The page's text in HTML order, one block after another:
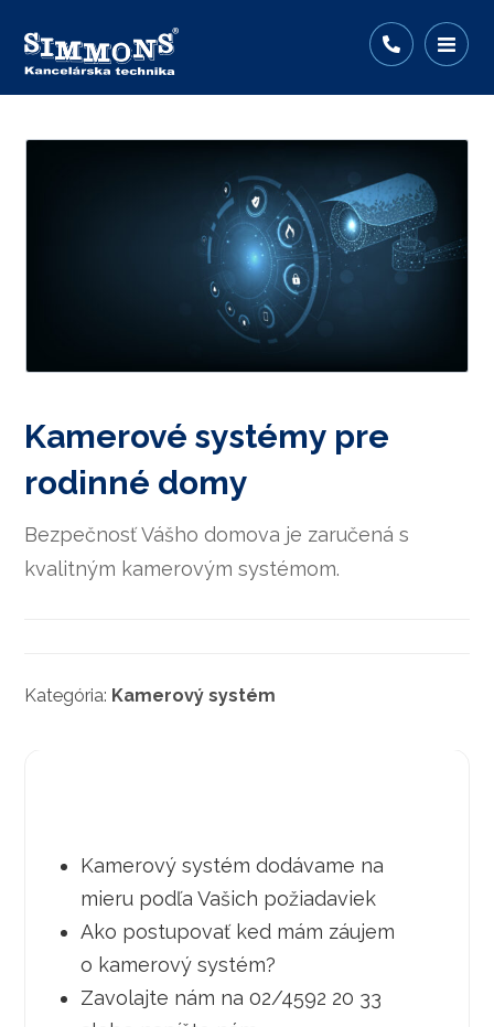
Kamerové systémy pre
rodinné domy
Bezpečnosť Vášho domova je zaručená s
kvalitným kamerovým systémom.
Kategória: Kamerový systém
Kamerový systém dodávame na
mieru podľa Vašich požiadaviek
Ako postupovať ked mám záujem
o kamerový systém?
Zavolajte nám na 02/4592 20 33